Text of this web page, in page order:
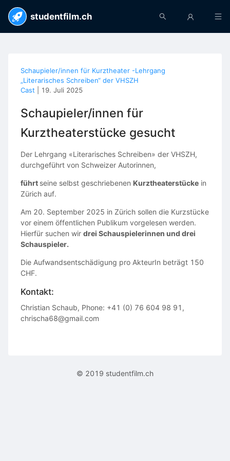
studentfilm.ch
Schaupieler/innen für Kurztheater -Lehrgang
„Literarisches Schreiben“ der VHSZH
Cast
19. Juli 2025
Schaupieler/innen für
Kurztheaterstücke gesucht
Der Lehrgang «Literarisches Schreiben» der VHSZH,
durchgeführt von Schweizer Autorinnen,
führt seine selbst geschriebenen Kurztheaterstücke in
Zürich auf.
Am 20. September 2025 in Zürich sollen die Kurzstücke
vor einem öffentlichen Publikum vorgelesen werden.
Hierfür suchen wir drei Schauspielerinnen und drei
Schauspieler.
Die Aufwandsentschädigung pro AkteurIn beträgt 150
CHF.
Kontakt:
Christian Schaub, Phone: +41 (0) 76 604 98 91,
chrischa68@gmail.com
© 2019 studentfilm.ch